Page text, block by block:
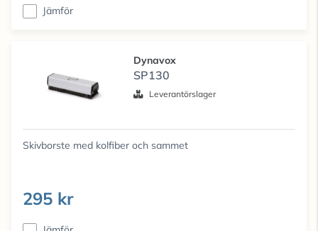
Jämför
Dynavox
SP130
Leverantörslager
Skivborste med kolfiber och sammet
295 kr